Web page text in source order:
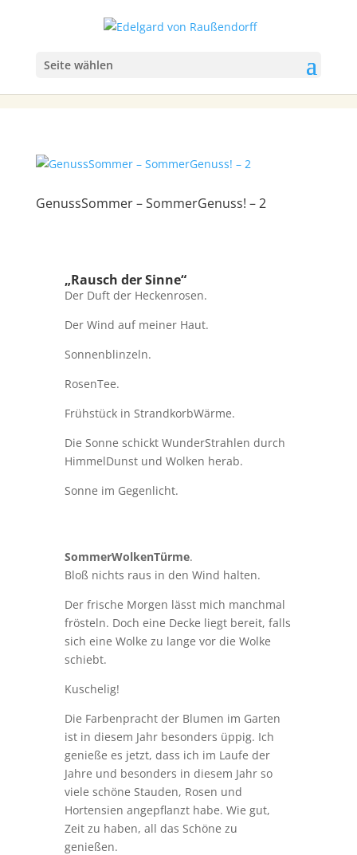
Seite wählen
GenussSommer – SommerGenuss! – 2
„Rausch der Sinne“
Der Duft der Heckenrosen.
Der Wind auf meiner Haut.
Sonnenblinzeln.
RosenTee.
Frühstück in StrandkorbWärme.
Die Sonne schickt WunderStrahlen durch
HimmelDunst und Wolken herab.
Sonne im Gegenlicht.
SommerWolkenTürme.
Bloß nichts raus in den Wind halten.
Der frische Morgen lässt mich manchmal
frösteln. Doch eine Decke liegt bereit, falls
sich eine Wolke zu lange vor die Wolke
schiebt.
Kuschelig!
Die Farbenpracht der Blumen im Garten
ist in diesem Jahr besonders üppig. Ich
genieße es jetzt, dass ich im Laufe der
Jahre und besonders in diesem Jahr so
viele schöne Stauden, Rosen und
Hortensien angepflanzt habe. Wie gut,
Zeit zu haben, all das Schöne zu
genießen.